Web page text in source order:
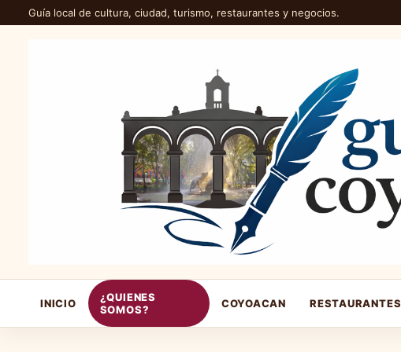
Guía local de cultura, ciudad, turismo, restaurantes y negocios.
INICIO
¿QUIENES
SOMOS?
COYOACAN RESTAURANTES